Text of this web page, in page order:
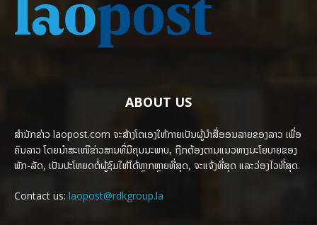
ABOUT US
ສຳນັກຂ່າວ laopost.com ຈະສ້າງໂຕເອງໃຫ້ກາຍເປັນຜູ້ນຳສື່ອອນລາຍຂອງລາວ ເພື່ອ
ຄົນລາວ ໂດຍນຳສະເໜີຂ່າວສານທີ່ມີຄຸນນະພາບ, ຖືກຕ້ອງຕາມແນວທາງນະໂຍບາຍຂອງ
ພັກ-ລັດ, ເປັນປະໂຫຍດຕໍ່ຜູ້ຊົມໃຫ້ໄດ້ຫຼາກຫຼາຍທີ່ສຸດ, ຈະແຈ້ງທີ່ສຸດ ແລະວ່ອງໄວທີ່ສຸດ.
Contact us: laopost@rdkgroup.la